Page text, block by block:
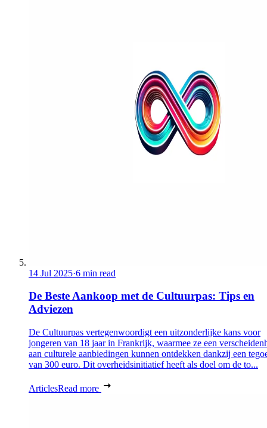
14 Jul 2025·6 min read
De Beste Aankoop met de Cultuurpas: Tips en
Adviezen
De Cultuurpas vertegenwoordigt een uitzonderlijke kans voor
jongeren van 18 jaar in Frankrijk, waarmee ze een
aan culturele aanbiedingen kunnen ontdekken dankzij een
van 300 euro. Dit overheidsinitiatief heeft als doel om de to...
ArticlesRead more